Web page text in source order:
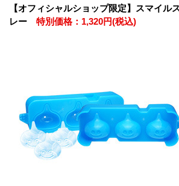
【オフィシャルショップ限定】スマイ
レー 特別価格：1,320円(税込)